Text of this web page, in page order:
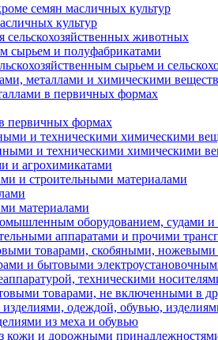
семян масличных культур
культур
сельскохозяйственных животных
сырьем и полуфабрикатами
сырьем и
металлами и химическими
в первичных формах
первичных формах
и техническими химическими
и техническими химическими
и агрохимикатами
и строительными материалами
материалами
оборудованием, судами и
аппаратами и прочими
товарами, скобяными,
и бытовыми
техническими
товарами, не включенными в
одеждой, обувью,
из меха и обувью
кожи и дорожными